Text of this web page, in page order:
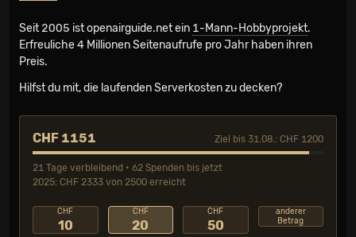
Seit 2005 ist openairguide.net ein 1-Mann-Hobbyprojekt.
Erfreuliche 4 Millionen Seiten­aufrufe pro Jahr haben ihren
Preis.
Hilfst du mit, die laufenden Serverkosten zu decken?
CHF 1151 Ziel bis 31.08.: CHF 1200
21 Tage verbleibend • 62 Spenden bis jetzt
2025: CHF 2333 von 2500 erreicht
CHF
10
CHF
20
CHF
50
anderer
Betrag